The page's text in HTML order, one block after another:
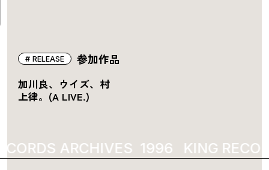
参加作品
RELEASE
加川良、ウイズ、村
上律。(A LIVE.)
ARCHIVES 1996 KING